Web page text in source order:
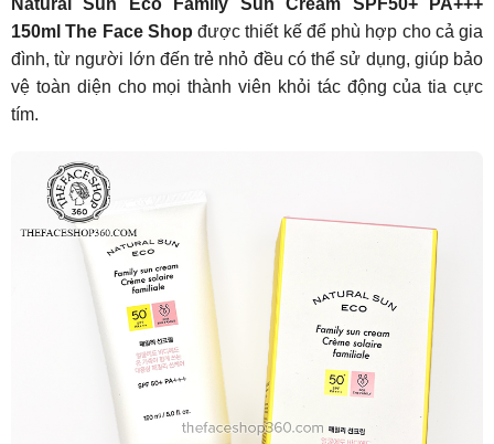
150ml The Face Shop được thiết kế để phù hợp cho cả gia
đình, từ người lớn đến trẻ nhỏ đều có thể sử dụng, giúp bảo
vệ toàn diện cho mọi thành viên khỏi tác động của tia cực
tím.